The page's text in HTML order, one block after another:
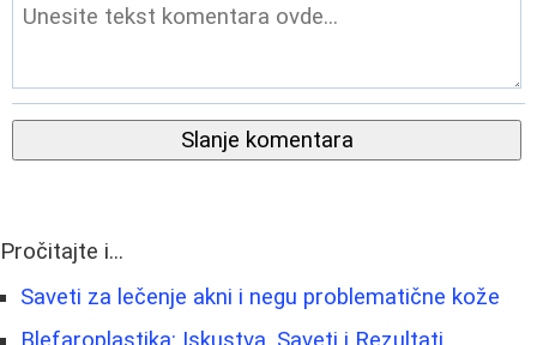
Slanje komentara
Pročitajte i...
Saveti za lečenje akni i negu problematične kože